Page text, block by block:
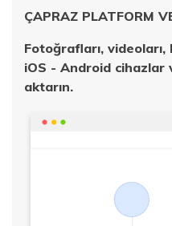
ÇAPRAZ PLATFORM
Fotoğrafları,
iOS - Android cihazlar
aktarın.